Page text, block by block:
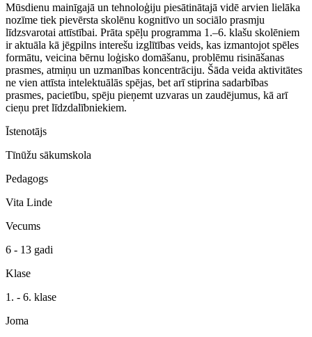
Mūsdienu mainīgajā un tehnoloģiju piesātinātajā vidē arvien lielāka
nozīme tiek pievērsta skolēnu kognitīvo un sociālo prasmju
līdzsvarotai attīstībai. Prāta spēļu programma 1.–6. klašu skolēniem
ir aktuāla kā jēgpilns interešu izglītības veids, kas izmantojot spēles
formātu, veicina bērnu loģisko domāšanu, problēmu risināšanas
prasmes, atmiņu un uzmanības koncentrāciju. Šāda veida aktivitātes
ne vien attīsta intelektuālās spējas, bet arī stiprina sadarbības
prasmes, pacietību, spēju pieņemt uzvaras un zaudējumus, kā arī
cieņu pret līdzdalībniekiem.
Īstenotājs
Tīnūžu sākumskola
Pedagogs
Vita Linde
Vecums
6 - 13 gadi
Klase
1. - 6. klase
Joma